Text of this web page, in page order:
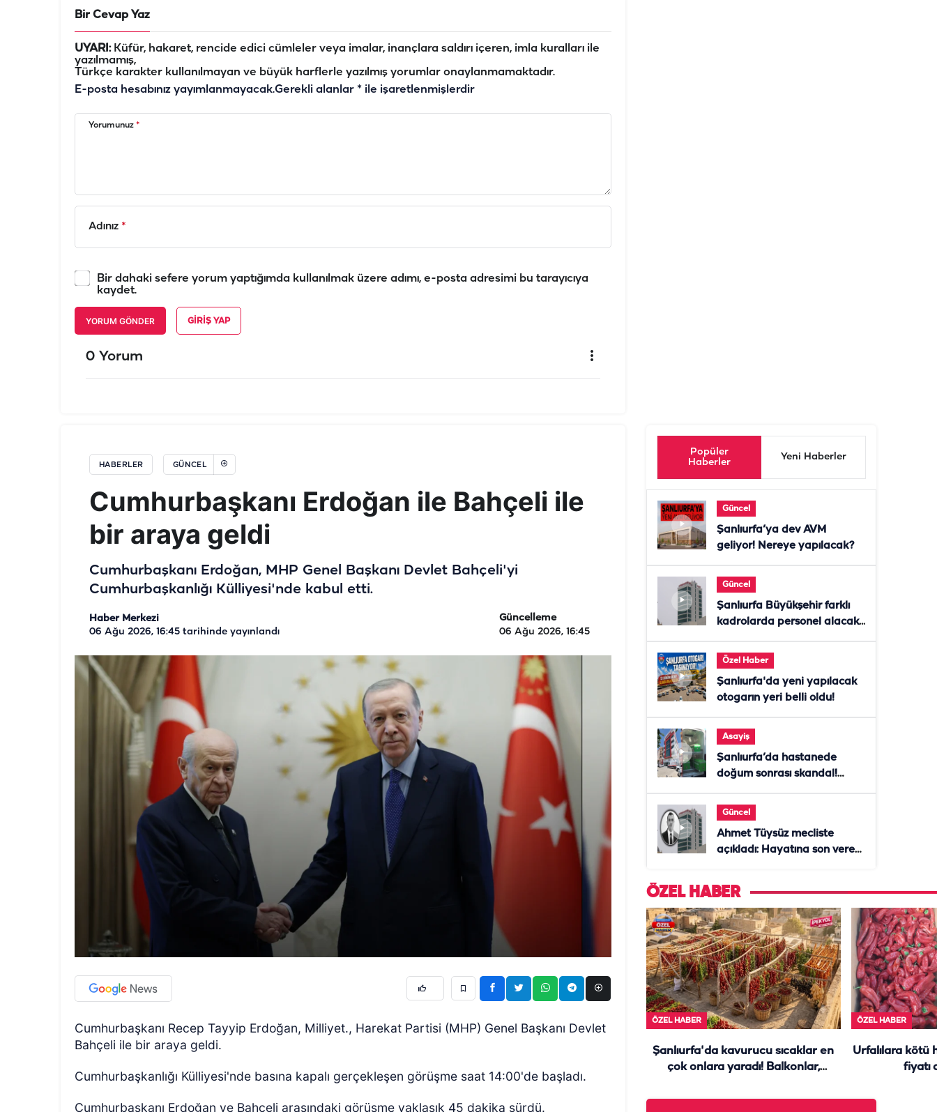
Bir Cevap Yaz
UYARI:Küfür, hakaret, rencide edici cümleler veya imalar, inançlara saldırı içeren, imla kuralları ile
yazılmamış,
Türkçe karakter kullanılmayan ve büyük harflerle yazılmış yorumlar onaylanmamaktadır.
E-posta hesabınız yayımlanmayacak.Gerekli alanlar * ile işaretlenmişlerdir
Yorumunuz *
Adınız *
Bir dahaki sefere yorum yaptığımda kullanılmak üzere adımı, e-posta adresimi bu tarayıcıya
kaydet.
YORUM GÖNDER GIRIŞ YAP
0 Yorum
HABERLER GÜNCEL
Cumhurbaşkanı Erdoğan ile Bahçeli ile
bir araya geldi
Cumhurbaşkanı Erdoğan, MHP Genel Başkanı Devlet Bahçeli'yi
Cumhurbaşkanlığı Külliyesi'nde kabul etti.
Haber Merkezi
06 Ağu 2026, 16:45 tarihinde yayınlandı
Güncelleme
06 Ağu 2026, 16:45
Cumhurbaşkanı Recep Tayyip Erdoğan, Milliyet., Harekat Partisi (MHP) Genel Başkanı Devlet
Bahçeli ile bir araya geldi.
Cumhurbaşkanlığı Külliyesi'nde basına kapalı gerçekleşen görüşme saat 14:00'de başladı.
Cumhurbaşkanı Erdoğan ve Bahçeli arasındaki görüşme yaklaşık 45 dakika sürdü.
Popüler
Haberler
Yeni Haberler
Güncel
Şanlıurfa’ya dev AVM
geliyor! Nereye yapılacak?
Güncel
Şanlıurfa Büyükşehir farklı
kadrolarda personel alacak!
Özel Haber
Şanlıurfa'da yeni yapılacak
otogarın yeri belli oldu!
Asayiş
Şanlıurfa’da hastanede
doğum sonrası skandal!
Güncel
Ahmet Tüysüz mecliste
açıkladı: Hayatına son veren
ÖZEL HABER
ÖZEL HABER
Şanlıurfa'da kavurucu sıcaklar en
çok onlara yaradı! Balkonlar,
ÖZEL HABER
Urfalılara kötü
fiyatı